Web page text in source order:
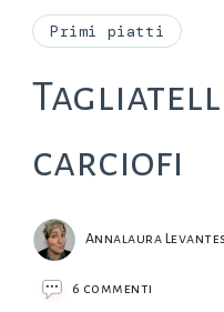
Primi piatti
carciofi
Annalaura
6 commenti